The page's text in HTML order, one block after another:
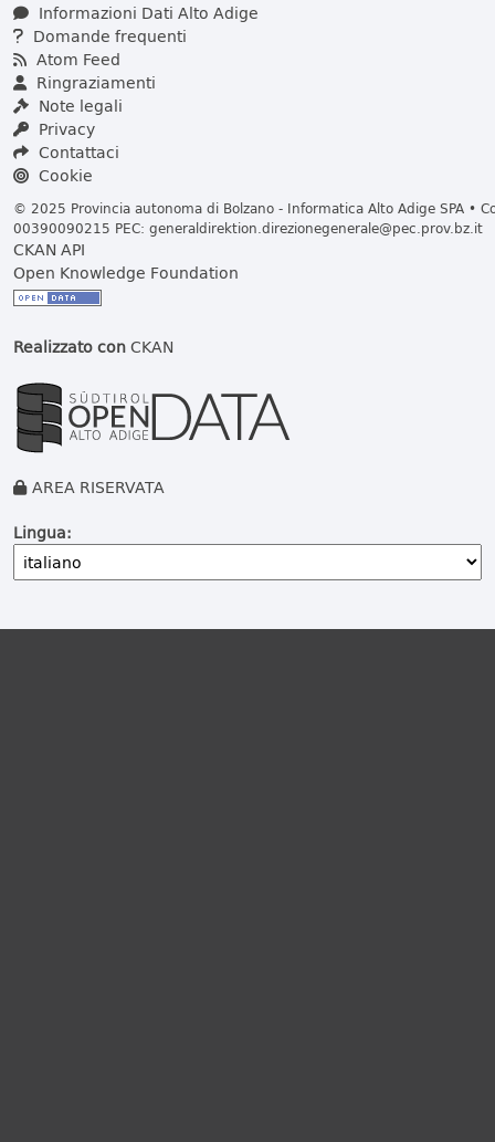
Informazioni Dati Alto Adige
Domande frequenti
Atom Feed
Ringraziamenti
Note legali
Privacy
Contattaci
Cookie
© 2025 Provincia autonoma di Bolzano - Informatica Alto Adige SPA •
00390090215 PEC: generaldirektion.direzionegenerale@pec.prov.bz.it
CKAN API
Open Knowledge Foundation
Realizzato conCKAN
AREA RISERVATA
Lingua